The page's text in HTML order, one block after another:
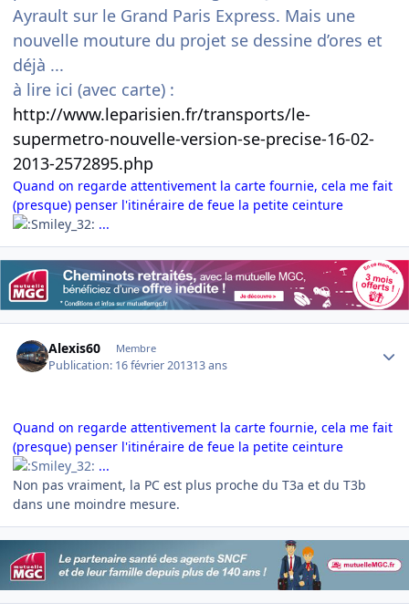
Ayrault sur le Grand Paris Express. Mais une
nouvelle mouture du projet se dessine d’ores et
déjà ...
à lire ici (avec carte) :
http://www.leparisien.fr/transports/le-
supermetro-nouvelle-version-se-precise-16-02-
2013-2572895.php
Quand on regarde attentivement la carte fournie, cela me fait
(presque) penser l'itinéraire de feue la petite ceinture
...
Alexis60 Membre
Publication: 16 février 201313 ans
Quand on regarde attentivement la carte fournie, cela me fait
(presque) penser l'itinéraire de feue la petite ceinture
...
Non pas vraiment, la PC est plus proche du T3a et du T3b
dans une moindre mesure.